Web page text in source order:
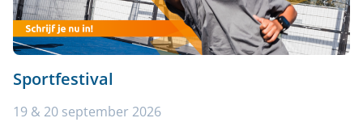
Sportfestival
19 & 20 september 2026